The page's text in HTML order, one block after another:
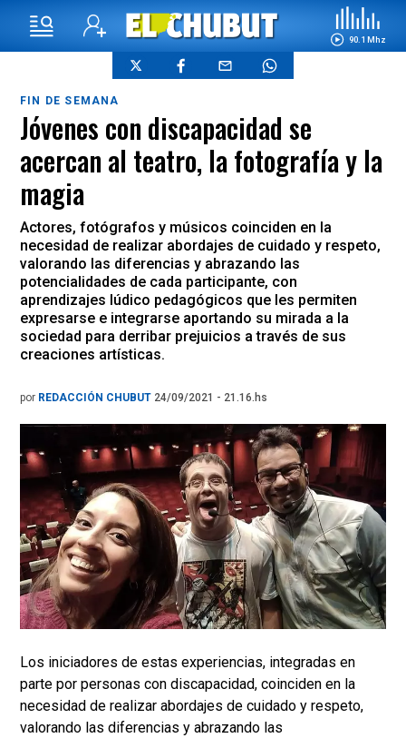
90.1 Mhz
FIN DE SEMANA
Jóvenes con discapacidad se
acercan al teatro, la fotografía y la
magia
Actores, fotógrafos y músicos coinciden en la
necesidad de realizar abordajes de cuidado y respeto,
valorando las diferencias y abrazando las
potencialidades de cada participante, con
aprendizajes lúdico pedagógicos que les permiten
expresarse e integrarse aportando su mirada a la
sociedad para derribar prejuicios a través de sus
creaciones artísticas.
por REDACCIÓN CHUBUT 24/09/2021 - 21.16.hs
Los iniciadores de estas experiencias, integradas en
parte por personas con discapacidad, coinciden en la
necesidad de realizar abordajes de cuidado y respeto,
valorando las diferencias y abrazando las